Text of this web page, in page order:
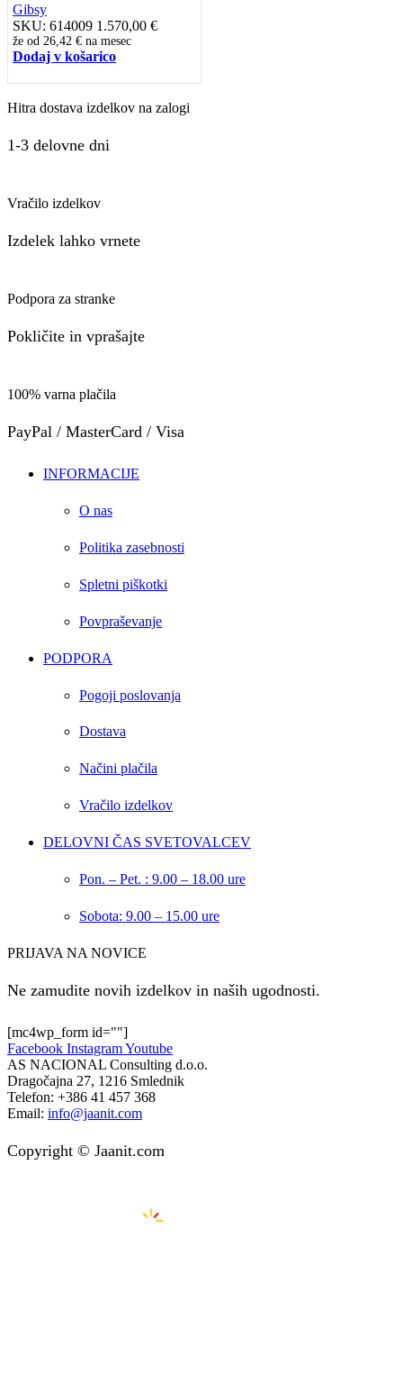
Gibsy
SKU: 614009 1.570,00 €
že od 26,42 € na mesec
Dodaj v košarico
Hitra dostava izdelkov na zalogi
1-3 delovne dni
Vračilo izdelkov
Izdelek lahko vrnete
Podpora za stranke
Pokličite in vprašajte
100% varna plačila
PayPal / MasterCard / Visa
INFORMACIJE
O nas
Politika zasebnosti
Spletni piškotki
Povpraševanje
PODPORA
Pogoji poslovanja
Dostava
Načini plačila
Vračilo izdelkov
DELOVNI ČAS SVETOVALCEV
Pon. – Pet. : 9.00 – 18.00 ure
Sobota: 9.00 – 15.00 ure
PRIJAVA NA NOVICE
Ne zamudite novih izdelkov in naših ugodnosti.
[mc4wp_form id=""]
Facebook InstagramYoutube
AS NACIONAL Consulting d.o.o.
Dragočajna 27, 1216 Smlednik
Telefon: +386 41 457 368
Email: info@jaanit.com
Copyright © Jaanit.com